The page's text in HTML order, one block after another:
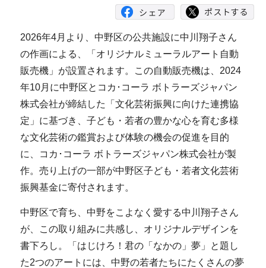
2026年4月より、中野区の公共施設に中川翔子さん
の作画による、「オリジナルミューラルアート自動
販売機」が設置されます。この自動販売機は、2024
年10月に中野区とコカ･コーラ ボトラーズジャパン
株式会社が締結した「文化芸術振興に向けた連携協
定」に基づき、子ども・若者の豊かな心を育む多様
な文化芸術の鑑賞および体験の機会の促進を目的
に、コカ･コーラ ボトラーズジャパン株式会社が製
作。売り上げの一部が中野区子ども・若者文化芸術
振興基金に寄付されます。
中野区で育ち、中野をこよなく愛する中川翔子さん
が、この取り組みに共感し、オリジナルデザインを
書下ろし。「はじけろ！君の「なかの」夢」と題し
た2つのアートには、中野の若者たちにたくさんの夢